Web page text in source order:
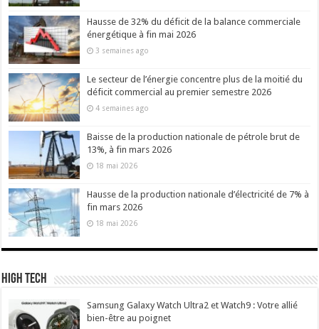
Hausse de 32% du déficit de la balance commerciale
énergétique à fin mai 2026
3 semaines ago
Le secteur de l’énergie concentre plus de la moitié du
déficit commercial au premier semestre 2026
4 semaines ago
Baisse de la production nationale de pétrole brut de
13%, à fin mars 2026
18 mai 2026
Hausse de la production nationale d’électricité de 7% à
fin mars 2026
18 mai 2026
High Tech
Samsung Galaxy Watch Ultra2 et Watch9 : Votre allié
bien-être au poignet